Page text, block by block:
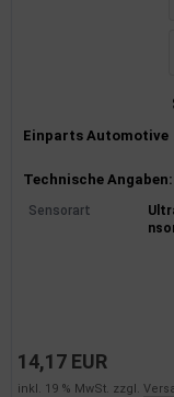
Einparts Automotive
Technische Angaben:
Sensorart
14,17 EUR
inkl. 19 % MwSt. zzgl.